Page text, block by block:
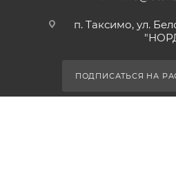
п. Таксимо, ул.
ПОДПИСАТЬСЯ НА